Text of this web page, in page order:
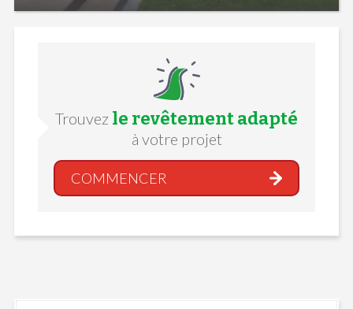
Trouvez le revêtement adapté
à votre projet
COMMENCER